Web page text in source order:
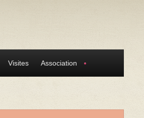
Visites Association